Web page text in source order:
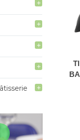
add
add
add
add
add